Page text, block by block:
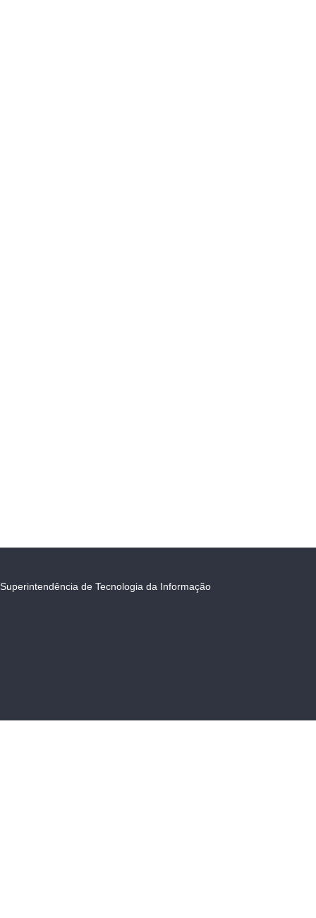
Superintendência de Tecnologia da Informação